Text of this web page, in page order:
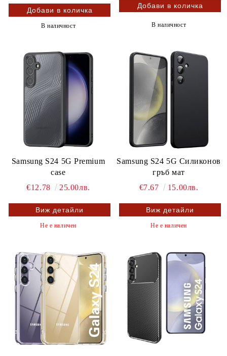
В наличност В наличност
Samsung S24 5G Premium
case
€12.78
25.00лв.
Виж детайли
Не е наличен
Samsung S24 5G Силиконов
гръб мат
€7.67
15.00лв.
Виж детайли
Не е наличен